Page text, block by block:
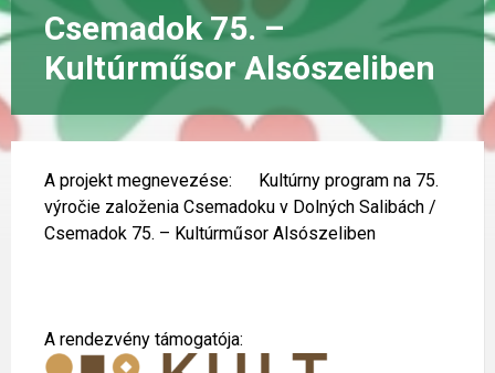
Csemadok 75. –
Kultúrműsor Alsószeliben
A projekt megnevezése: Kultúrny program na 75.
výročie založenia Csemadoku v Dolných Salibách /
Csemadok 75. – Kultúrműsor Alsószeliben
A rendezvény támogatója: